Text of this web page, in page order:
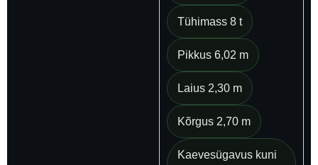
Tühimass 8 t
Pikkus 6,02 m
Laius 2,30 m
Kõrgus 2,70 m
Kaevesügavus kuni